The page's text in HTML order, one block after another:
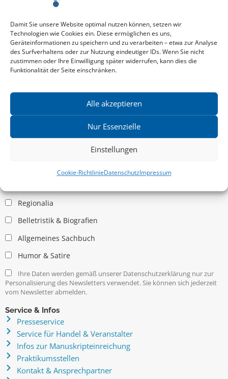
Damit Sie unsere Website optimal nutzen können, setzen wir
Technologien wie Cookies ein. Diese ermöglichen es uns,
Geräteinformationen zu speichern und zu verarbeiten – etwa zur Analyse
des Surfverhaltens oder zur Nutzung eindeutiger IDs. Wenn Sie nicht
zustimmen oder Ihre Einwilligung später widerrufen, kann dies die
Funktionalität der Seite einschränken.
Alle akzeptieren
Nur Essenzielle
Einstellungen
Cookie-RichtlinieDatenschutzImpressum
Aktuelle Vorschau
Entdecken Sie das aktuelle zu-Klampen!-Verlagsprogramm.
Hier finden Sie die Verlagsvorschau – einfach direkt online
reinlesen oder herunterladen.
Download: Vorschau zu Klampen! Herbst 2026
Mehr aktuelle Vorschauen ansehen
News zu aktuellen Neuheiten und Nachrichten im zu Klampen!
Verlag – jederzeit wieder abbestellbar.
Kritische Theorie / Philosophie
Regionalia
Belletristik & Biografien
Allgemeines Sachbuch
Humor & Satire
Ihre Daten werden gemäß unserer Datenschutzerklärung nur zur
Personalisierung des Newsletters verwendet. Sie können sich jederzeit
vom Newsletter abmelden.
Service & Infos
Presseservice
Service für Handel & Veranstalter
Infos zur Manuskripteinreichung
Praktikumsstellen
Kontakt & Ansprechpartner